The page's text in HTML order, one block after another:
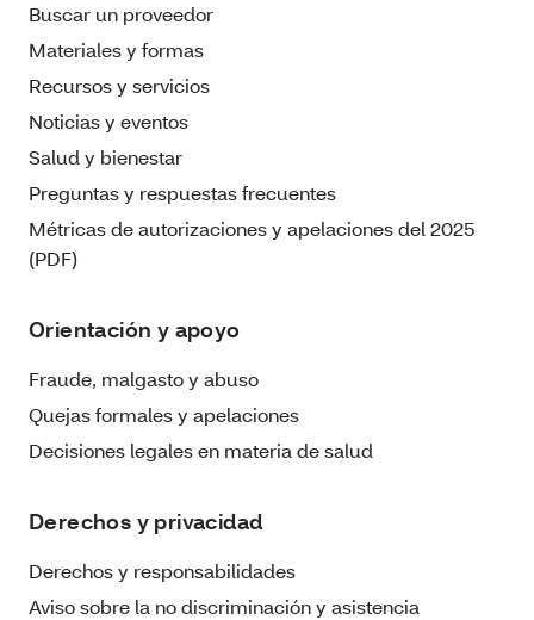
Buscar un proveedor
Materiales y formas
Recursos y servicios
Noticias y eventos
Salud y bienestar
Preguntas y respuestas frecuentes
Métricas de autorizaciones y apelaciones del 2025
(PDF)
Orientación y apoyo
Fraude, malgasto y abuso
Quejas formales y apelaciones
Decisiones legales en materia de salud
Derechos y privacidad
Derechos y responsabilidades
Aviso sobre la no discriminación y asistencia